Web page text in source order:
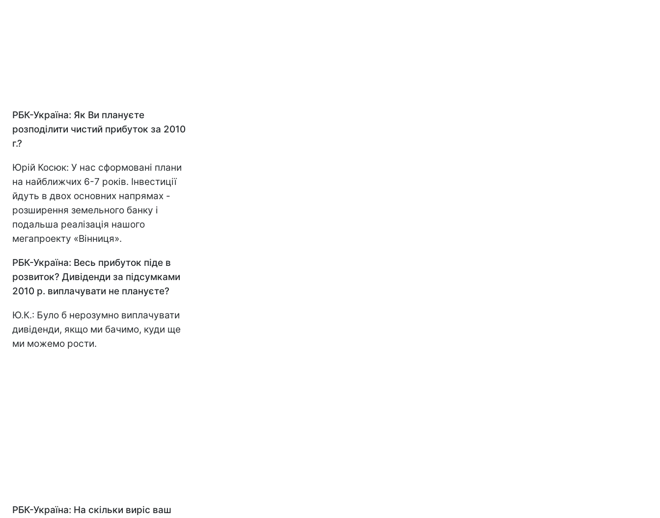
РБК-Україна: Як Ви плануєте
розподілити чистий прибуток за 2010
г.?
Юрій Косюк: У нас сформовані плани
на найближчих 6-7 років. Інвестиції
йдуть в двох основних напрямах -
розширення земельного банку і
подальша реалізація нашого
мегапроекту «Вінниця».
РБК-Україна: Весь прибуток піде в
розвиток? Дивіденди за підсумками
2010 р. виплачувати не плануєте?
Ю.К.: Було б нерозумно виплачувати
дивіденди, якщо ми бачимо, куди ще
ми можемо рости.
РБК-Україна: На скільки виріс ваш